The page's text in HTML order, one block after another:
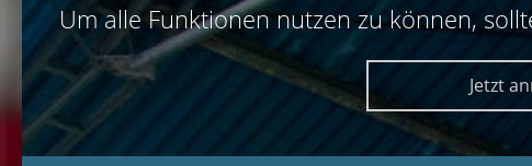
Um alle Funktionen nutzen zu können,
Jetzt